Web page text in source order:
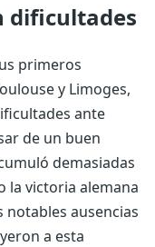
dificultades
primeros
y Limoges,
ante
de un buen
demasiadas
la victoria alemana
notables ausencias
a esta